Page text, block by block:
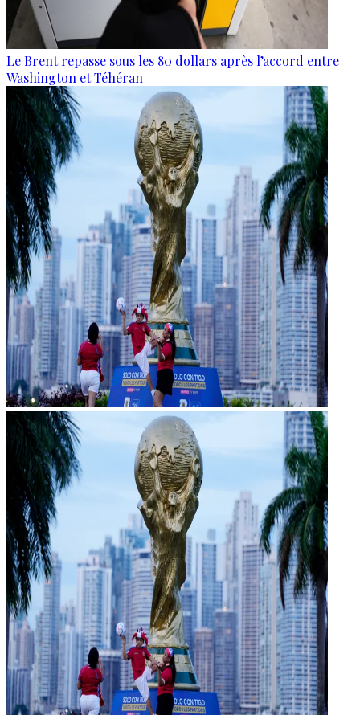
Le Brent repasse sous les 80 dollars après l’accord entre
Washington et Téhéran